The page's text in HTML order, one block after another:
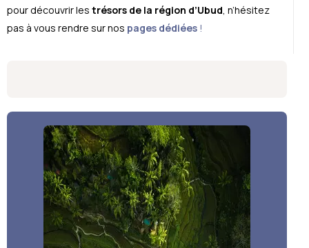
pour découvrir les trésors de la région d’Ubud, n’hésitez
pas à vous rendre sur nos pages dédiées !